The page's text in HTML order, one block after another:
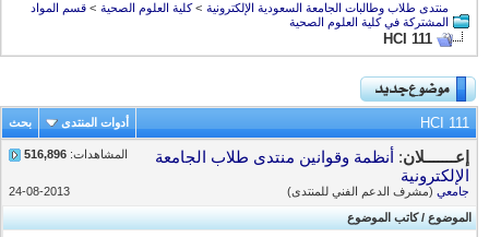
منتدى طلاب وطالبات الجامعة السعودية الإلكترونية > كلية العلوم الصحية > قسم المواد
المشتركة في كلية العلوم الصحية
HCI 111
HCI 111 أدوات المنتدى بحث
المشاهدات:516,896 إعـــــــلان:أنظمة وقوانين منتدى طلاب الجامعة
الإلكترونية
24-08-2013 جامعي(مشرف الدعم الفني للمنتدى)
الموضوع/كاتب الموضوع